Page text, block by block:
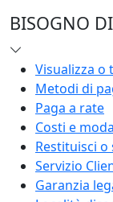
BISOGNO
Visualizza o
Metodi di
Paga a rate
Costi e
Restituisci
Servizio
Garanzia